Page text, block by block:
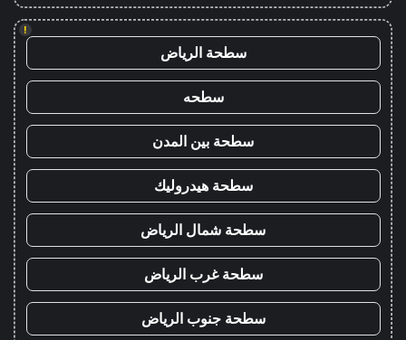
!
سطحة الرياض
سطحه
سطحة بين المدن
سطحة هيدروليك
سطحة شمال الرياض
سطحة غرب الرياض
سطحة جنوب الرياض